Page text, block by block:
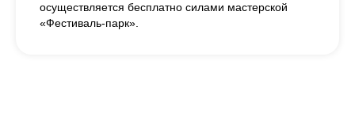
осуществляется бесплатно силами мастерской
«Фестиваль-парк».